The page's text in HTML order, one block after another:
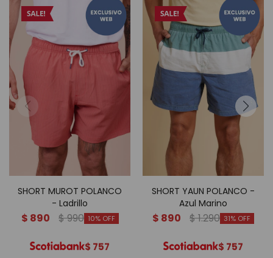
SHORT MUROT POLANCO
- Ladrillo
$ 890 $990 10
$ 757
SHORT YAUN POLANCO -
Azul Marino
$ 890 $1.290 31
$ 757